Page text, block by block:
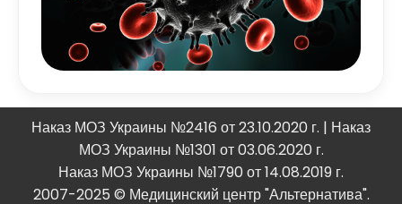
Наказ МОЗ Украины №2416 от 23.10.2020 г. | Наказ
МОЗ Украины №1301 от 03.06.2020 г.
Наказ МОЗ Украины №1790 от 14.08.2019 г.
2007-2025 © Медицинский центр "Альтернатива".